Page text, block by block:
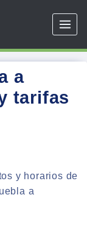
a
tarifas
y horarios de
a